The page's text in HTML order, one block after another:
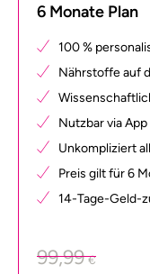
6 Monate Plan
100 %
Nährstoffe auf
Nutzbar via
Unkompliziert
Preis gilt für 6
14-Tage-Geld-
99,99 €